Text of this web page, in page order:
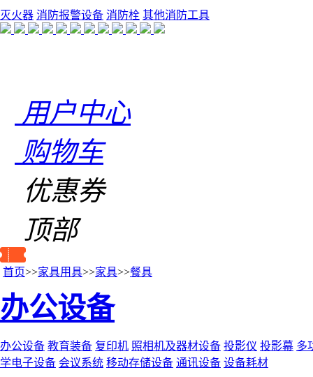
灭火器 消防报警设备 消防栓 其他消防工具
用户中心
购物车
优惠券
顶部
首页>>家具用具>>家具>>餐具
办公设备
办公设备 教育装备 复印机 照相机及器材设备 投影仪 投影幕 多
学电子设备 会议系统 移动存储设备 通讯设备 设备耗材